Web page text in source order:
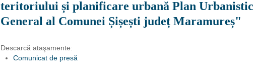
teritoriului și planificare urbană Plan Urbanistic
General al Comunei Șișești județ Maramureș"
Descarcă ataşamente:
Comunicat de presă